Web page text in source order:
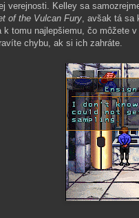
verejnosti. Kelley sa
of the Vulcan Fury, avšak tá sa
k tomu najlepšiemu, čo môžete
chybu, ak si ich zahráte.